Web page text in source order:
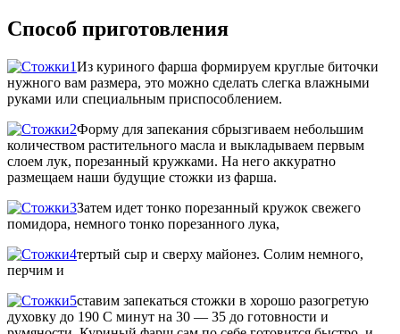
Способ приготовления
Из куриного фарша формируем круглые биточки
нужного вам размера, это можно сделать слегка влажными
руками или специальным приспособлением.
Форму для запекания сбрызгиваем небольшим
количеством растительного масла и выкладываем первым
слоем лук, порезанный кружками. На него аккуратно
размещаем наши будущие стожки из фарша.
Затем идет тонко порезанный кружок свежего
помидора, немного тонко порезанного лука,
тертый сыр и сверху майонез. Солим немного,
перчим и
ставим запекаться стожки в хорошо разогретую
духовку до 190 С минут на 30 — 35 до готовности и